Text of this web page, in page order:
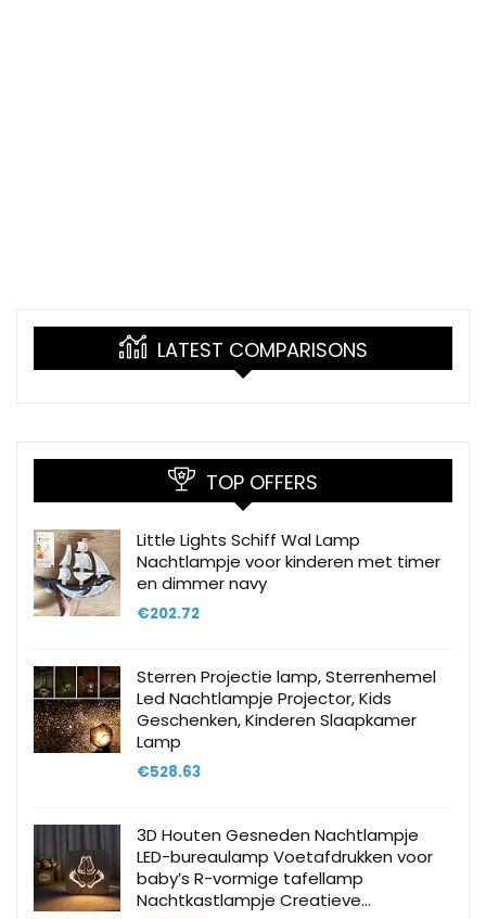
LATEST COMPARISONS
TOP OFFERS
Little Lights Schiff Wal Lamp
Nachtlampje voor kinderen met timer
en dimmer navy
€202.72
Sterren Projectie lamp, Sterrenhemel
Led Nachtlampje Projector, Kids
Geschenken, Kinderen Slaapkamer
Lamp
€528.63
3D Houten Gesneden Nachtlampje
LED-bureaulamp Voetafdrukken voor
baby’s R-vormige tafellamp
Nachtkastlampje Creatieve…